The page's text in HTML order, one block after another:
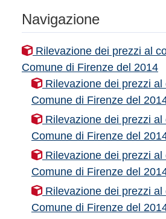
Navigazione
Rilevazione dei prezzi al
Comune di Firenze del 2014
Rilevazione dei prezzi al
Comune di Firenze del
Rilevazione dei prezzi al
Comune di Firenze del
Rilevazione dei prezzi al
Comune di Firenze del
Rilevazione dei prezzi al
Comune di Firenze del